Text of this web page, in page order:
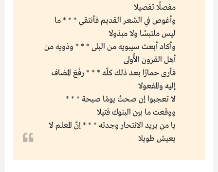
مفصلًا تفصيلا
وأغوص في الشعر القديم فأنتقي * * * ما
ليس ملتبسًا ولا مبذولا
وأكاد أبعث سيبويه من البلى * * * وذويه من
أهل القرون الأُولى
فأرى حمارًا بعد ذلك كلّه * * * رفَعَ المضاف
إليه والمفعولا
لا تعجبوا إن صحتُ يومًا صيحة * * *
ووقعت ما بين البنوك قتيلا
يا من يريد الانتحار وجدته * * * إنَّ المعلم لا
يعيش طويلا